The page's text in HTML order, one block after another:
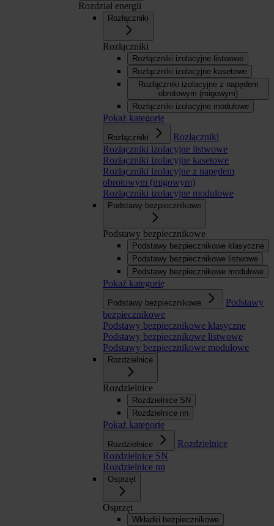
Rozdział energii
Rozłączniki
Rozłączniki
Rozłączniki izolacyjne listwowe
Rozłączniki izolacyjne kasetowe
Rozłączniki izolacyjne z napędem
obrotowym (migowym)
Rozłączniki izolacyjne modułowe
Pokaż kategorię
Rozłączniki
Rozłączniki
Rozłączniki izolacyjne listwowe
Rozłączniki izolacyjne kasetowe
Rozłączniki izolacyjne z napędem
obrotowym (migowym)
Rozłączniki izolacyjne modułowe
Podstawy bezpiecznikowe
Podstawy bezpiecznikowe
Podstawy bezpiecznikowe klasyczne
Podstawy bezpiecznikowe listwowe
Podstawy bezpiecznikowe modułowe
Pokaż kategorię
Podstawy bezpiecznikowe
Podstawy
bezpiecznikowe
Podstawy bezpiecznikowe klasyczne
Podstawy bezpiecznikowe listwowe
Podstawy bezpiecznikowe modułowe
Rozdzielnice
Rozdzielnice
Rozdzielnice SN
Rozdzielnice nn
Pokaż kategorię
Rozdzielnice
Rozdzielnice
Rozdzielnice SN
Rozdzielnice nn
Osprzęt
Osprzęt
Wkładki bezpiecznikowe